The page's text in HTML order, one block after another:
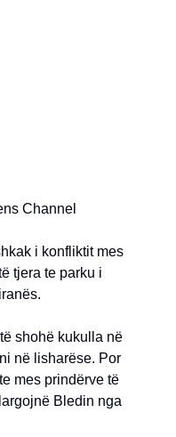
Channel
i konfliktit mes
tjera te parku i
shohë kukulla në
në lisharëse. Por
mes prindërve të
Bledin nga